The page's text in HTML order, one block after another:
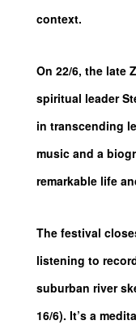
context.
On 22/6, the late
spiritual leader
in transcending
music and a
remarkable life
The festival
listening to
suburban river
16/6). It’s a